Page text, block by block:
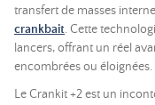
transfert de masses
crankbait. Cette
lancers, offrant un réel
encombrées ou éloignées.
Le Crankit +2 est un